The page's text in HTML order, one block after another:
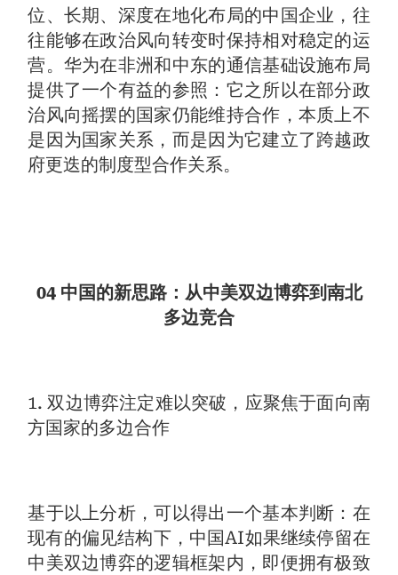
位、长期、深度在地化布局的中国企业，往
往能够在政治风向转变时保持相对稳定的运
营。华为在非洲和中东的通信基础设施布局
提供了一个有益的参照：它之所以在部分政
治风向摇摆的国家仍能维持合作，本质上不
是因为国家关系，而是因为它建立了跨越政
府更迭的制度型合作关系。
04 中国的新思路：从中美双边博弈到南北
多边竞合
1. 双边博弈注定难以突破，应聚焦于面向南
方国家的多边合作
基于以上分析，可以得出一个基本判断：在
现有的偏见结构下，中国AI如果继续停留在
中美双边博弈的逻辑框架内，即便拥有极致